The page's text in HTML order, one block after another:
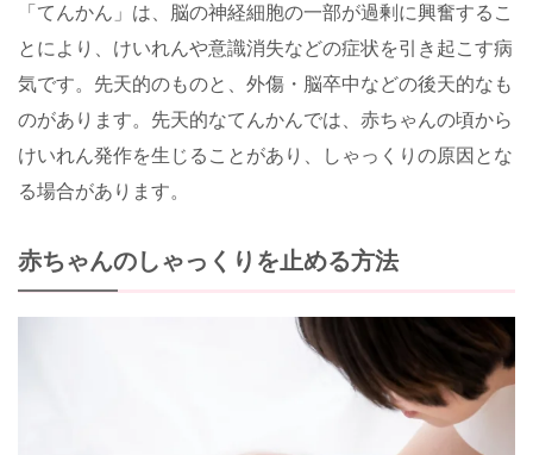
「てんかん」は、脳の神経細胞の一部が過剰に興奮するこ
とにより、けいれんや意識消失などの症状を引き起こす病
気です。先天的のものと、外傷・脳卒中などの後天的なも
のがあります。先天的なてんかんでは、赤ちゃんの頃から
けいれん発作を生じることがあり、しゃっくりの原因とな
る場合があります。
赤ちゃんのしゃっくりを止める方法